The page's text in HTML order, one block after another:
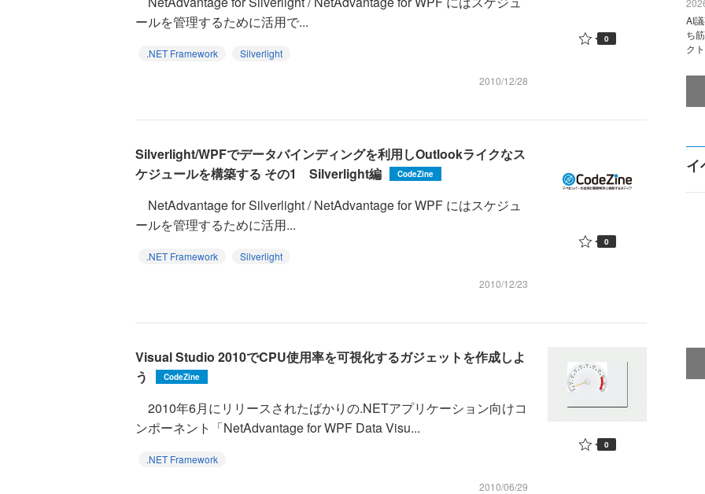
ールを管理するために活用で...
.NET Framework Silverlight
2010/12/28
0
Silverlight/WPFでデータバインディングを利用しOutlookライクなス
ケジュールを構築する その1 Silverlight編
CodeZine
NetAdvantage for Silverlight / NetAdvantage for WPF にはスケジュ
ールを管理するために活用...
.NET Framework Silverlight
2010/12/23
0
Visual Studio 2010でCPU使用率を可視化するガジェットを作成しよ
う
CodeZine
2010年6月にリリースされたばかりの.NETアプリケーション向けコ
ンポーネント「NetAdvantage for WPF Data Visu...
.NET Framework
2010/06/29
0
AI
ち
ク
イ